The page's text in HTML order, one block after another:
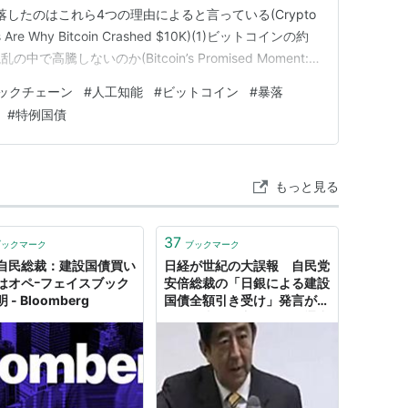
したのはこれら4つの理由によると言っている(Crypto
Why Bitcoin Crashed $10K)(1)ビットコインの約
の中で高騰しないのか(Bitcoin’s Promised Moment:
クチェーン #人工知能 #ビットコイン #暴落
#特例国債
もっと見る
クマーク
民総裁：建設国債買い
オペｰフェイスブック
- Bloomberg
37 ブックマーク
日経が世紀の大誤報 自民党
安倍総裁の「日銀による建設
国債全額引き受け」発言が嘘
業務の買いオペなのに全マス
ゴミが日経に釣られるｗｗ
ｗ:ハムスター速報